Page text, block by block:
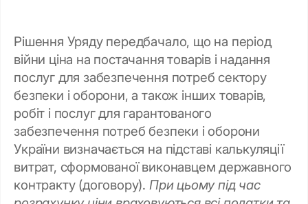
Рішення Уряду передбачало, що на період
війни ціна на постачання товарів і надання
послуг для забезпечення потреб сектору
безпеки і оборони, а також інших товарів,
робіт і послуг для гарантованого
забезпечення потреб безпеки і оборони
України визначається на підставі калькуляції
витрат, сформованої виконавцем державного
контракту (договору). При цьому під час